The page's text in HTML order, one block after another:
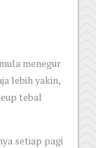
menegur
lebih yakin,
tebal
setiap pagi